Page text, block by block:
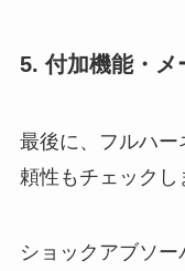
5. 付加機能・メ
最後に、フルハ
頼性もチェックし
ショックアブソ